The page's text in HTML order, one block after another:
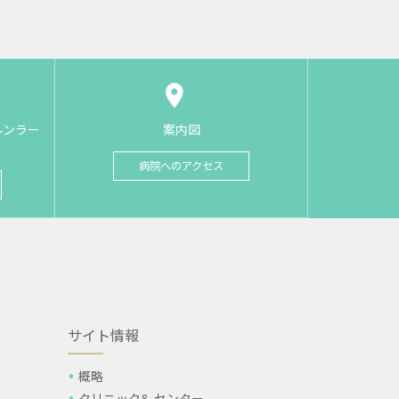
ラー 案内図
病院へのアクセス
サイト情報
概略